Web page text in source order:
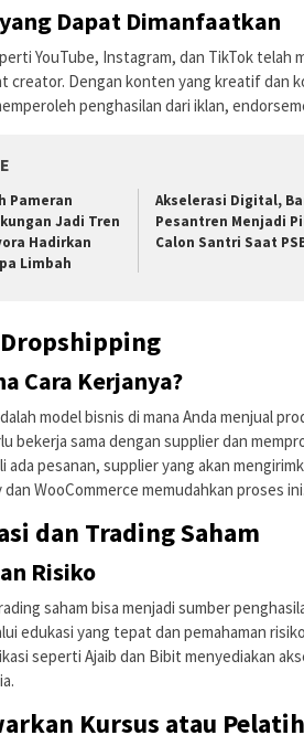
Dapat Dimanfaatkan
YouTube, Instagram, dan TikTok telah
creator. Dengan konten yang kreatif dan
penghasilan dari iklan,
Pameran
Jadi Tren
Hadirkan
Limbah
Akselerasi Digital,
Pesantren Menjadi
Calon Santri Saat
Cara Kerjanya?
model bisnis di mana Anda menjual
bekerja sama dengan supplier dan
ada pesanan, supplier yang akan
WooCommerce memudahkan proses ini.
dan Trading Saham
Risiko
saham bisa menjadi sumber
edukasi yang tepat dan pemahaman
seperti Ajaib dan Bibit menyediakan
Kursus atau